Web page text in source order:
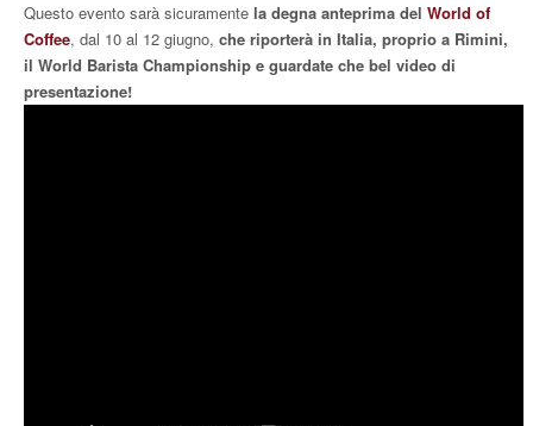
Questo evento sarà sicuramente la degna anteprima del World of
Coffee, dal 10 al 12 giugno, che riporterà in Italia, proprio a Rimini,
il World Barista Championship e guardate che bel video di
presentazione!